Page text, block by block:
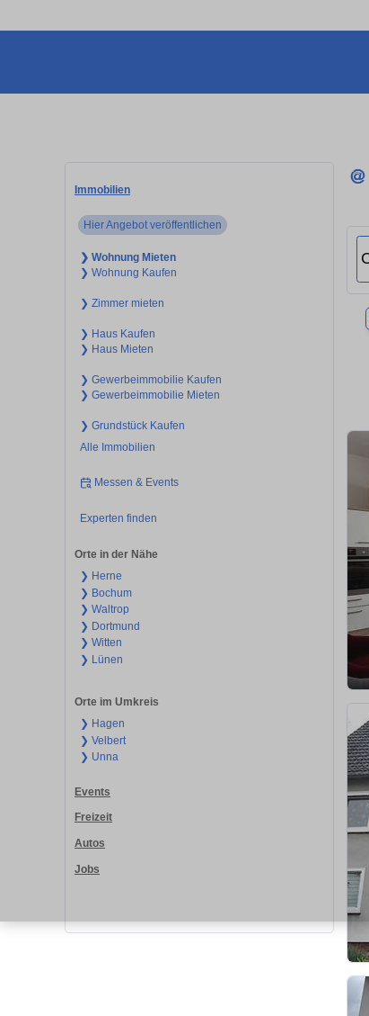
Immobilien
Hier Angebot veröffentlichen
❯ Wohnung Mieten
❯ Wohnung Kaufen
❯ Zimmer mieten
❯ Haus Kaufen
❯ Haus Mieten
❯ Gewerbeimmobilie Kaufen
❯ Gewerbeimmobilie Mieten
❯ Grundstück Kaufen
Alle Immobilien
Messen & Events
Experten finden
Orte in der Nähe
❯ Herne
❯ Bochum
❯ Waltrop
❯ Dortmund
❯ Witten
❯ Lünen
Orte im Umkreis
❯ Hagen
❯ Velbert
❯ Unna
Events
Freizeit
Autos
Jobs